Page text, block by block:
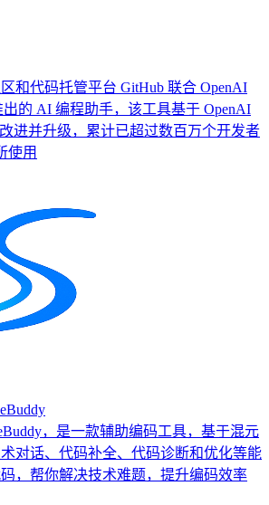
和代码托管平台 GitHub 联合 OpenAI
的 AI 编程助手，该工具基于 OpenAI
进并升级，累计已超过数百万个开发者
使用
，是一款辅助编码工具，基于混元
对话、代码补全、代码诊断和优化等能
，帮你解决技术难题，提升编码效率